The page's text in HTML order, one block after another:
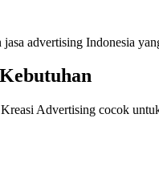
advertising Indonesia
Advertising cocok